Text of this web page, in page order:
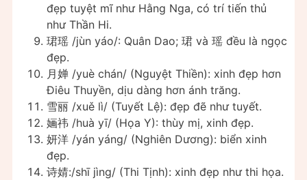
đẹp tuyệt mĩ như Hằng Nga, có trí tiến thủ
như Thần Hi.
珺瑶 /jùn yáo/: Quân Dao; 珺 và 瑶 đều là ngọc
đẹp.
月婵 /yuè chán/ (Nguyệt Thiền): xinh đẹp hơn
Điêu Thuyền, dịu dàng hơn ánh trăng.
雪丽 /xuě lì/ (Tuyết Lệ): đẹp đẽ như tuyết.
婳祎 /huà yī/ (Họa Y): thùy mị, xinh đẹp.
妍洋 /yán yáng/ (Nghiên Dương): biển xinh
đẹp.
诗婧:/shī jìng/ (Thi Tịnh): xinh đẹp như thi họa.